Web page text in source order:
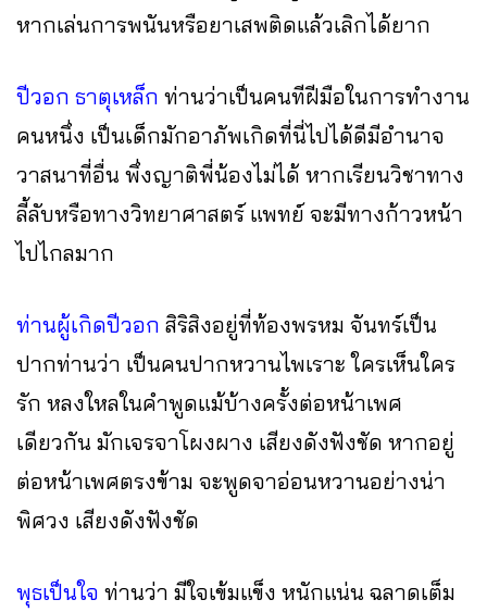
หากเล่นการพนันหรือยาเสพติดแล้วเลิกได้ยาก
ปีวอก ธาตุเหล็ก ท่านว่าเป็นคนทีฝีมือในการทำงาน
คนหนึ่ง เป็นเด็กมักอาภัพเกิดที่นี่ไปได้ดีมีอำนาจ
วาสนาที่อื่น พึ่งญาติพี่น้องไม่ได้ หากเรียนวิชาทาง
ลี้ลับหรือทางวิทยาศาสตร์ แพทย์ จะมีทางก้าวหน้า
ไปไกลมาก
ท่านผู้เกิดปีวอก สิริสิงอยู่ที่ท้องพรหม จันทร์เป็น
ปากท่านว่า เป็นคนปากหวานไพเราะ ใครเห็นใคร
รัก หลงใหลในคำพูดแม้บ้างครั้งต่อหน้าเพศ
เดียวกัน มักเจรจาโผงผาง เสียงดังฟังชัด หากอยู่
ต่อหน้าเพศตรงข้าม จะพูดจาอ่อนหวานอย่างน่า
พิศวง เสียงดังฟังชัด
พุธเป็นใจ ท่านว่า มีใจเข้มแข็ง หนักแน่น ฉลาดเต็ม